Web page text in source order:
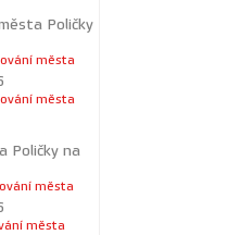
Poličky
města
města
Poličky na
města
města